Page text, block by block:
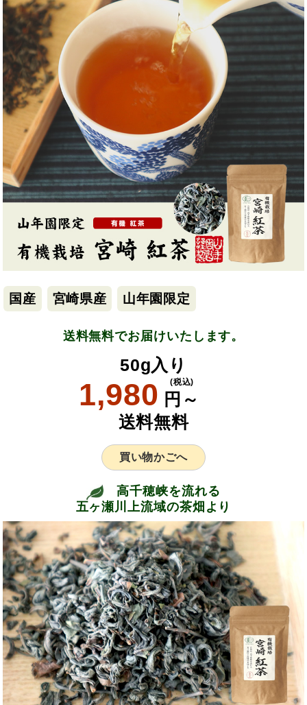
国産 宮崎県産 山年園限定
送料無料でお届けいたします。
50g入り
1,980 円～
(税込)
送料無料
買い物かごへ
高千穂峡を流れる
五ヶ瀬川上流域の茶畑より